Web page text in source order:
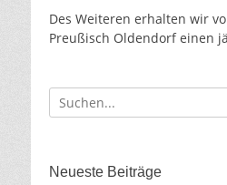
Des Weiteren erhalten wir
Preußisch Oldendorf einen
Suche
für:
Neueste Beiträge